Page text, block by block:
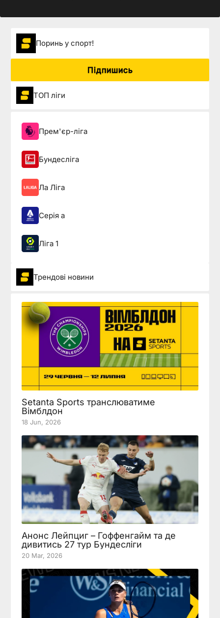
Поринь у спорт!
Підпишись
ТОП ліги
Прем'єр-ліга
Бундесліга
Ла Ліга
Серія а
Ліга 1
Трендові новини
Setanta Sports транслюватиме
Вімблдон
18 Jun, 2026
Анонс Лейпциг – Гоффенгайм та де
дивитись 27 тур Бундесліги
20 Mar, 2026